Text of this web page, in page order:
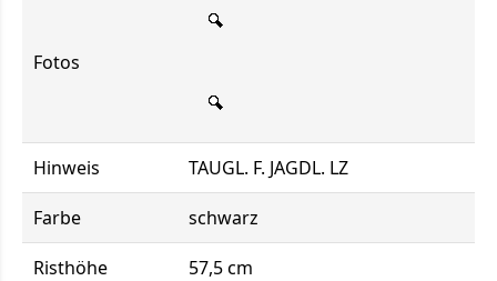
Fotos
Hinweis TAUGL. F. JAGDL. LZ
Farbe schwarz
Risthöhe 57,5 cm